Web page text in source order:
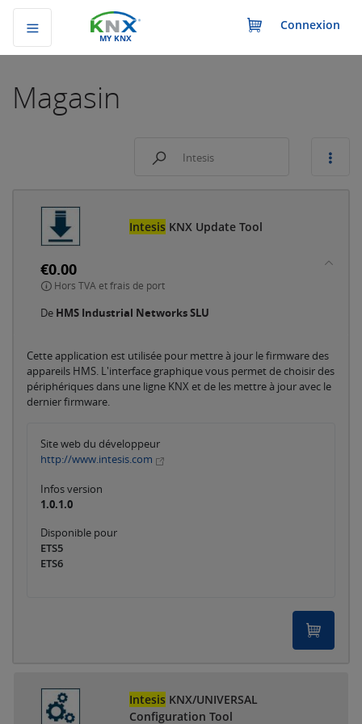
MY KNX
Connexion
Magasin
Intesis KNX Update Tool
€0.00
Hors TVA et frais de port
De HMS Industrial Networks SLU
Cette application est utilisée pour mettre à jour le firmware des
appareils HMS. L'interface graphique vous permet de choisir des
périphériques dans une ligne KNX et de les mettre à jour avec le
dernier firmware.
Site web du développeur
http://www.intesis.com
Infos version
1.0.1.0
Disponible pour
ETS5
ETS6
Intesis KNX/UNIVERSAL
Configuration Tool